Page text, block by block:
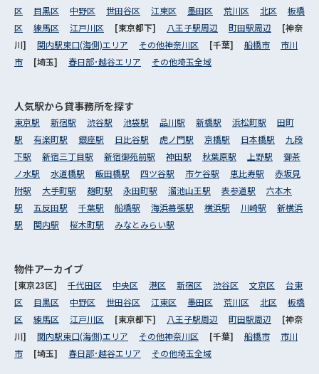
区
目黒区 中野区 世田谷区 江東区 墨田区 荒川区 北区
板橋
区
練馬区 江戸川区 [東京都下] 八王子駅周辺 町田駅周辺
[神奈
川] 関内駅東口(海側)エリア その他神奈川区 [千葉] 船橋市
市川
市
[埼玉] 春日部･越谷エリア その他埼玉全域
人気駅から貸事務所を探す
東京駅 新宿駅 渋谷駅 池袋駅 品川駅 新橋駅 浜松町駅
田町
駅
有楽町駅 銀座駅 日比谷駅 虎ノ門駅 京橋駅 日本橋駅
九段
下駅
新宿三丁目駅 新宿御苑前駅 神田駅 秋葉原駅 上野駅
御茶
ノ水駅
水道橋駅 飯田橋駅 四ツ谷駅 市ケ谷駅 恵比寿駅
赤坂見
附駅
大手町駅 麹町駅 永田町駅 溜池山王駅 表参道駅
六本木
駅
五反田駅 千葉駅 船橋駅 海浜幕張駅 横浜駅 川崎駅
新横浜
駅
関内駅 桜木町駅 みなとみらい駅
物件アーカイブ
[東京23区] 千代田区 中央区 港区 新宿区 渋谷区 文京区
台東
区
目黒区 中野区 世田谷区 江東区 墨田区 荒川区 北区
板橋
区
練馬区 江戸川区 [東京都下] 八王子駅周辺 町田駅周辺
[神奈
川] 関内駅東口(海側)エリア その他神奈川区 [千葉] 船橋市
市川
市
[埼玉] 春日部･越谷エリア その他埼玉全域